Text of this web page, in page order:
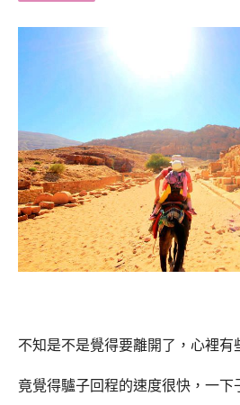
不知是不是覺得要離開了，心裡有
竟覺得驢子回程的速度很快，一下